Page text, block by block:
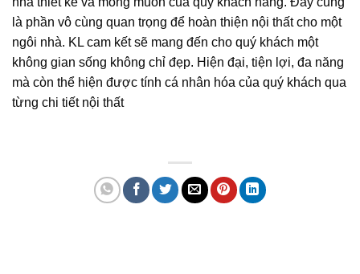
là phần vô cùng quan trọng để hoàn thiện nội thất cho một
ngôi nhà. KL cam kết sẽ mang đến cho quý khách một
không gian sống không chỉ đẹp. Hiện đại, tiện lợi, đa năng
mà còn thể hiện được tính cá nhân hóa của quý khách qua
từng chi tiết nội thất